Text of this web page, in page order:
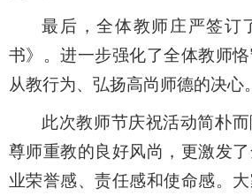
最后，全体教师庄严签订
书》。进一步强化了全体教师
从教行为、弘扬高尚师德的决心。
此次教师节庆祝活动简朴
尊师重教的良好风尚，更激发
业荣誉感、责任感和使命感。